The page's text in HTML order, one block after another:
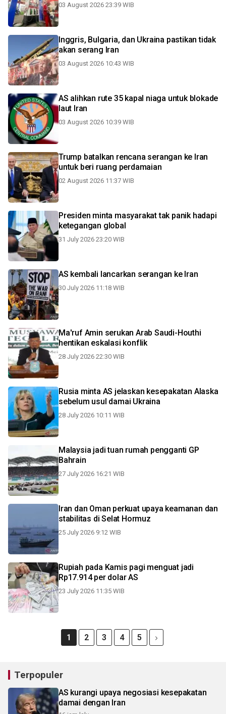
03 August 2026 23:39 WIB
Inggris, Bulgaria, dan Ukraina pastikan tidak
akan serang Iran
03 August 2026 10:43 WIB
AS alihkan rute 35 kapal niaga untuk blokade
laut Iran
03 August 2026 10:39 WIB
Trump batalkan rencana serangan ke Iran
untuk beri ruang perdamaian
02 August 2026 11:37 WIB
Presiden minta masyarakat tak panik hadapi
ketegangan global
31 July 2026 23:20 WIB
AS kembali lancarkan serangan ke Iran
30 July 2026 11:18 WIB
Ma'ruf Amin serukan Arab Saudi-Houthi
hentikan eskalasi konflik
28 July 2026 22:30 WIB
Rusia minta AS jelaskan kesepakatan Alaska
sebelum usul damai Ukraina
28 July 2026 10:11 WIB
Malaysia jadi tuan rumah pengganti GP
Bahrain
27 July 2026 16:21 WIB
Iran dan Oman perkuat upaya keamanan dan
stabilitas di Selat Hormuz
25 July 2026 9:12 WIB
Rupiah pada Kamis pagi menguat jadi
Rp17.914 per dolar AS
23 July 2026 11:35 WIB
1 2 3 4 5
Terpopuler
AS kurangi upaya negosiasi kesepakatan
damai dengan Iran